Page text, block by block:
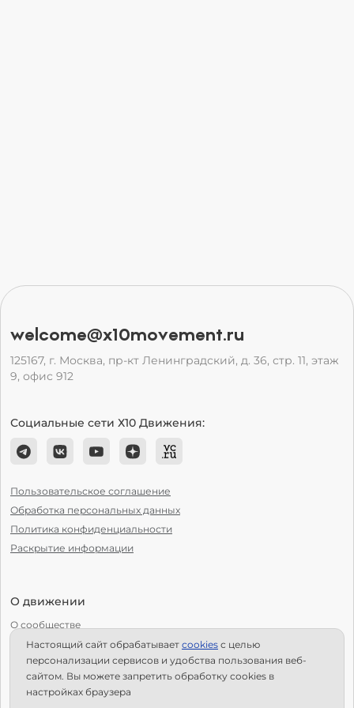
welcome@x10movement.ru
125167, г. Москва, пр-кт Ленинградский, д. 36, стр. 11, этаж
9, офис 912
Социальные сети Х10 Движения:
Пользовательское соглашение
Обработка персональных данных
Политика конфиденциальности
Раскрытие информации
О движении
О сообществе
С чего начать?
Структура Х10
Как стать региональным лидером?
Настоящий сайт обрабатывает сookies с целью
персонализации сервисов и удобства пользования веб-
сайтом. Вы можете запретить обработку сookies в
настройках браузера